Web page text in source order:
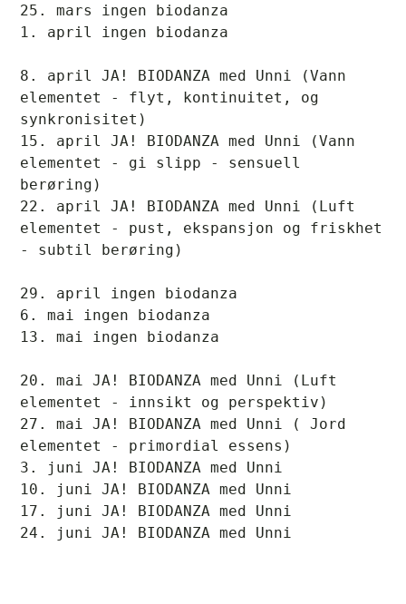
25. mars ingen biodanza
1. april ingen biodanza
8. april JA! BIODANZA med Unni (Vann
elementet - flyt, kontinuitet, og
synkronisitet)
15. april JA! BIODANZA med Unni (Vann
elementet - gi slipp - sensuell
berøring)
22. april JA! BIODANZA med Unni (Luft
elementet - pust, ekspansjon og friskhet
- subtil berøring)
29. april ingen biodanza
6. mai ingen biodanza
13. mai ingen biodanza
20. mai JA! BIODANZA med Unni (Luft
elementet - innsikt og perspektiv)
27. mai JA! BIODANZA med Unni ( Jord
elementet - primordial essens)
3. juni JA! BIODANZA med Unni
10. juni JA! BIODANZA med Unni
17. juni JA! BIODANZA med Unni
24. juni JA! BIODANZA med Unni